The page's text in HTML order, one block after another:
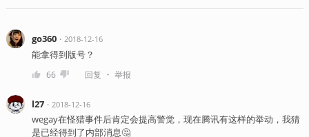
go360・ 2018-12-16
能拿得到版号？
66 回复 ・ 举报
l27・ 2018-12-16
wegay在怪猎事件后肯定会提高警觉，现在腾讯有这样的举动，我猜
是已经得到了内部消息🤔